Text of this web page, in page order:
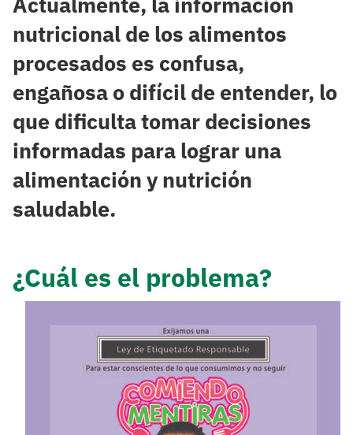
nutricional de los alimentos
procesados es confusa,
engañosa o difícil de entender, lo
que dificulta tomar decisiones
informadas para lograr una
alimentación y nutrición
saludable.
¿Cuál es el problema?